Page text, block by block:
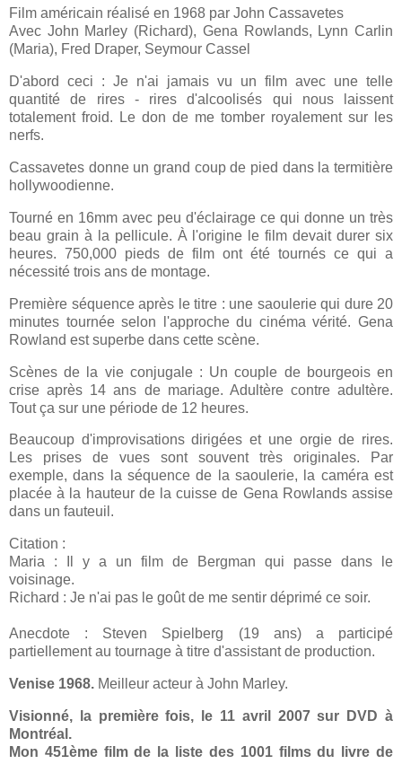
Film américain réalisé en 1968 par John Cassavetes
Avec John Marley (Richard), Gena Rowlands, Lynn Carlin
(Maria), Fred Draper, Seymour Cassel
D'abord ceci : Je n'ai jamais vu un film avec une telle
quantité de rires - rires d'alcoolisés qui nous laissent
totalement froid. Le don de me tomber royalement sur les
nerfs.
Cassavetes donne un grand coup de pied dans la termitière
hollywoodienne.
Tourné en 16mm avec peu d'éclairage ce qui donne un très
beau grain à la pellicule. À l'origine le film devait durer six
heures. 750,000 pieds de film ont été tournés ce qui a
nécessité trois ans de montage.
Première séquence après le titre : une saoulerie qui dure 20
minutes tournée selon l'approche du cinéma vérité. Gena
Rowland est superbe dans cette scène.
Scènes de la vie conjugale : Un couple de bourgeois en
crise après 14 ans de mariage. Adultère contre adultère.
Tout ça sur une période de 12 heures.
Beaucoup d'improvisations dirigées et une orgie de rires.
Les prises de vues sont souvent très originales. Par
exemple, dans la séquence de la saoulerie, la caméra est
placée à la hauteur de la cuisse de Gena Rowlands assise
dans un fauteuil.
Citation :
Maria : Il y a un film de Bergman qui passe dans le
voisinage.
Richard : Je n'ai pas le goût de me sentir déprimé ce soir.
Anecdote : Steven Spielberg (19 ans) a participé
partiellement au tournage à titre d'assistant de production.
Venise 1968. Meilleur acteur à John Marley.
Visionné, la première fois, le 11 avril 2007 sur DVD à
Montréal.
Mon 451ème film de la liste des 1001 films du livre de